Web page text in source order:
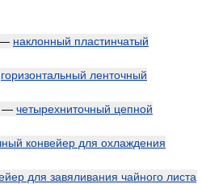
наклонный пластинчатый
горизонтальный ленточный
— четырехниточный цепной
конвейер для охлаждения
для завяливания чайного листа